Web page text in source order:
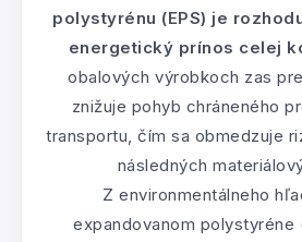
polystyrénu (EPS) je
energetický prínos celej
obalových výrobkoch zas
znižuje pohyb chráneného
transportu, čím sa obmedzuje
následných
Z environmentálneho
expandovanom polystyréne